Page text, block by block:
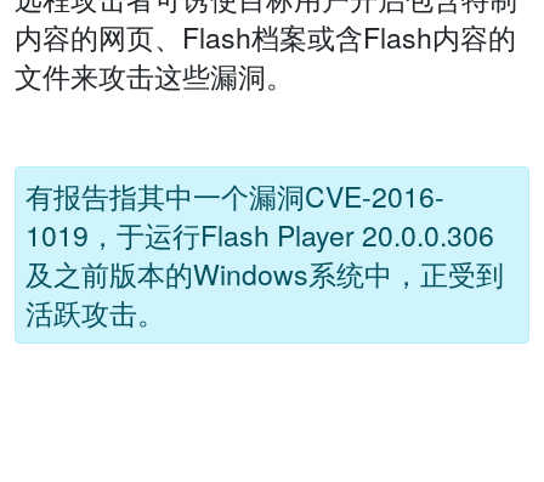
内容的网页、Flash档案或含Flash内容的
文件来攻击这些漏洞。
有报告指其中一个漏洞CVE-2016-
1019，于运行Flash Player 20.0.0.306
及之前版本的Windows系统中，正受到
活跃攻击。